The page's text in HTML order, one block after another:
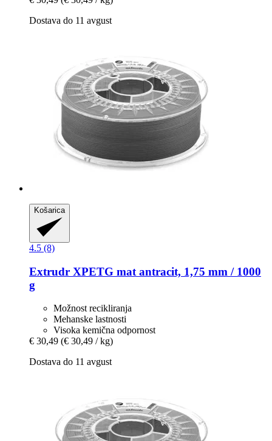
Dostava do 11 avgust
Košarica
4.5 (8)
Extrudr XPETG mat antracit, 1,75 mm / 1000
g
Možnost recikliranja
Mehanske lastnosti
Visoka kemična odpornost
€ 30,49 (€ 30,49 / kg)
Dostava do 11 avgust